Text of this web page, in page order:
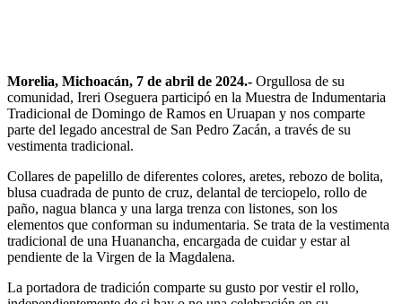
Morelia, Michoacán, 7 de abril de 2024.- Orgullosa de su
comunidad, Ireri Oseguera participó en la Muestra de Indumentaria
Tradicional de Domingo de Ramos en Uruapan y nos comparte
parte del legado ancestral de San Pedro Zacán, a través de su
vestimenta tradicional.
Collares de papelillo de diferentes colores, aretes, rebozo de bolita,
blusa cuadrada de punto de cruz, delantal de terciopelo, rollo de
paño, nagua blanca y una larga trenza con listones, son los
elementos que conforman su indumentaria. Se trata de la vestimenta
tradicional de una Huanancha, encargada de cuidar y estar al
pendiente de la Virgen de la Magdalena.
La portadora de tradición comparte su gusto por vestir el rollo,